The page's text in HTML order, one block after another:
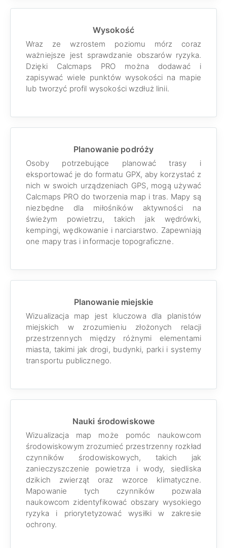
Wysokość
Wraz ze wzrostem poziomu mórz coraz
ważniejsze jest sprawdzanie obszarów ryzyka.
Dzięki Calcmaps PRO można dodawać i
zapisywać wiele punktów wysokości na mapie
lub tworzyć profil wysokości wzdłuż linii.
Planowanie podróży
Osoby potrzebujące planować trasy i
eksportować je do formatu GPX, aby korzystać z
nich w swoich urządzeniach GPS, mogą używać
Calcmaps PRO do tworzenia map i tras. Mapy są
niezbędne dla miłośników aktywności na
świeżym powietrzu, takich jak wędrówki,
kempingi, wędkowanie i narciarstwo. Zapewniają
one mapy tras i informacje topograficzne.
Planowanie miejskie
Wizualizacja map jest kluczowa dla planistów
miejskich w zrozumieniu złożonych relacji
przestrzennych między różnymi elementami
miasta, takimi jak drogi, budynki, parki i systemy
transportu publicznego.
Nauki środowiskowe
Wizualizacja map może pomóc naukowcom
środowiskowym zrozumieć przestrzenny rozkład
czynników środowiskowych, takich jak
zanieczyszczenie powietrza i wody, siedliska
dzikich zwierząt oraz wzorce klimatyczne.
Mapowanie tych czynników pozwala
naukowcom zidentyfikować obszary wysokiego
ryzyka i priorytetyzować wysiłki w zakresie
ochrony.